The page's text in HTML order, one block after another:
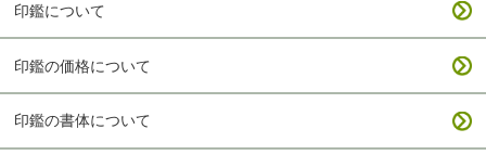
印鑑について
印鑑の価格について
印鑑の書体について